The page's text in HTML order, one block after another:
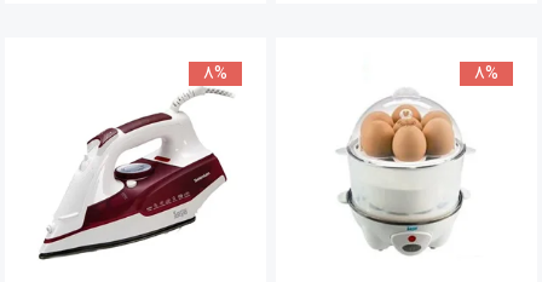
8%
8%